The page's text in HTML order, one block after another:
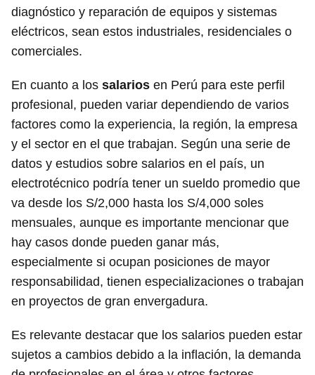
diagnóstico y reparación de equipos y sistemas
eléctricos, sean estos industriales, residenciales o
comerciales.
En cuanto a los salarios en Perú para este perfil
profesional, pueden variar dependiendo de varios
factores como la experiencia, la región, la empresa
y el sector en el que trabajan. Según una serie de
datos y estudios sobre salarios en el país, un
electrotécnico podría tener un sueldo promedio que
va desde los S/2,000 hasta los S/4,000 soles
mensuales, aunque es importante mencionar que
hay casos donde pueden ganar más,
especialmente si ocupan posiciones de mayor
responsabilidad, tienen especializaciones o trabajan
en proyectos de gran envergadura.
Es relevante destacar que los salarios pueden estar
sujetos a cambios debido a la inflación, la demanda